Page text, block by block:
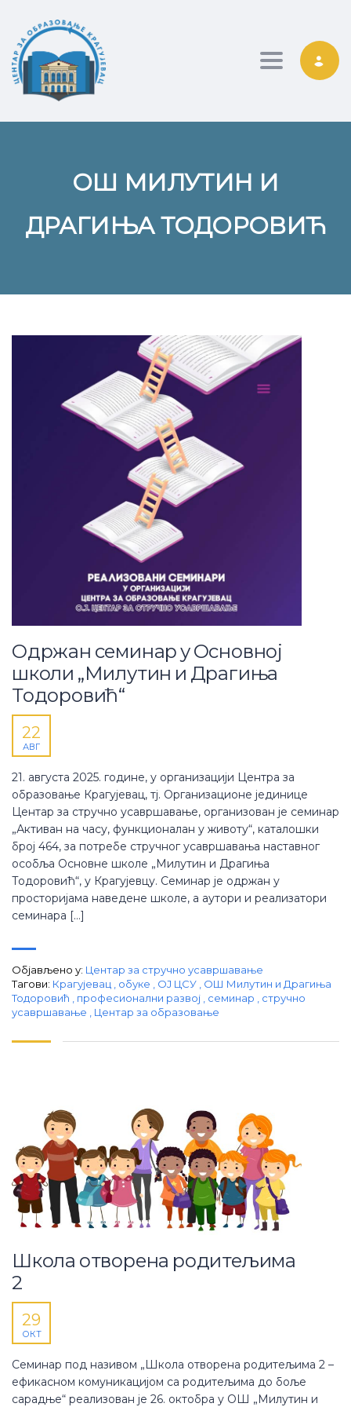
Toggle
ОШ МИЛУТИН И
ДРАГИЊА ТОДОРОВИЋ
Одржан семинар у Основној
школи „Милутин и Драгиња
Тодоровић“
22
АВГ
21. августа 2025. године, у организацији Центра за
образовање Крагујевац, тј. Организационе јединице
Центар за стручно усавршавање, организован је семинар
„Активан на часу, функционалан у животу“, каталошки
број 464, за потребе стручног усавршавања наставног
особља Основне школе „Милутин и Драгиња
Тодоровић“, у Крагујевцу. Семинар је одржан у
просторијама наведене школе, а аутори и реализатори
семинара […]
Објављено у: Центар за стручно усавршавање
Тагови: Крагујевац обуке ОЈ ЦСУ
ОШ Милутин и Драгиња
Тодоровић
професионални развој семинар
стручно
усавршавање
Центар за образовање
Школа отворена родитељима
2
29
ОКТ
Семинар под називом „Школа отворена родитељима 2 –
ефикасном комуникацијом са родитељима до боље
сарадње“ реализован је 26. октобра у ОШ „Милутин и